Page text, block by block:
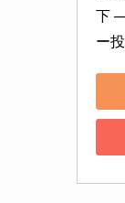
下
ー